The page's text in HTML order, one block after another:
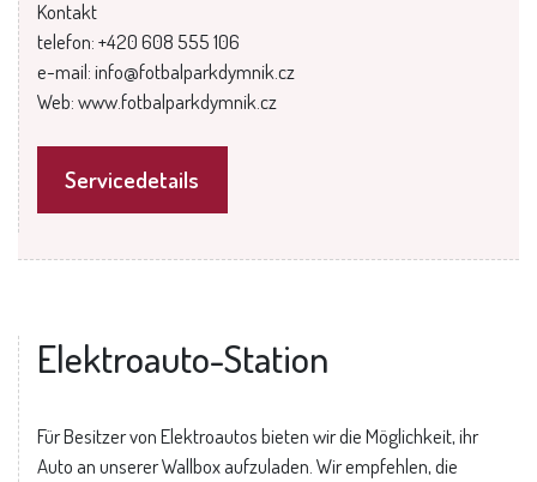
Kontakt
telefon: +420 608 555 106
e-mail: info@fotbalparkdymnik.cz
Web: www.fotbalparkdymnik.cz
Servicedetails
Elektroauto-Station
Für Besitzer von Elektroautos bieten wir die Möglichkeit, ihr
Auto an unserer Wallbox aufzuladen. Wir empfehlen, die